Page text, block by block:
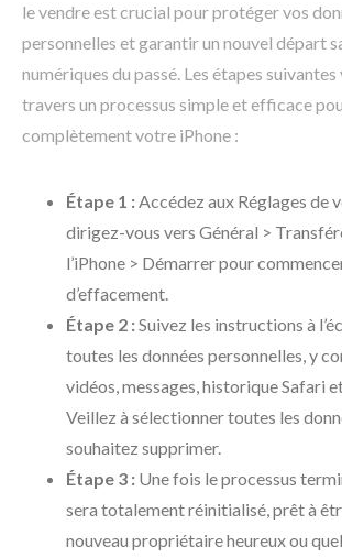
le vendre est crucial pour protéger vos
personnelles et garantir un nouvel départ
numériques du passé. Les étapes
travers un processus simple et efficace
complètement votre iPhone :
Étape 1 :Accédez aux Réglages de
dirigez-vous vers Général >
l’iPhone > Démarrer pour
d’effacement.
Étape 2 :Suivez les instructions à
toutes les données personnelles, y
vidéos, messages, historique Safari
Veillez à sélectionner toutes les
souhaitez supprimer.
Étape 3 : Une fois le processus
sera totalement réinitialisé, prêt à
nouveau propriétaire heureux ou